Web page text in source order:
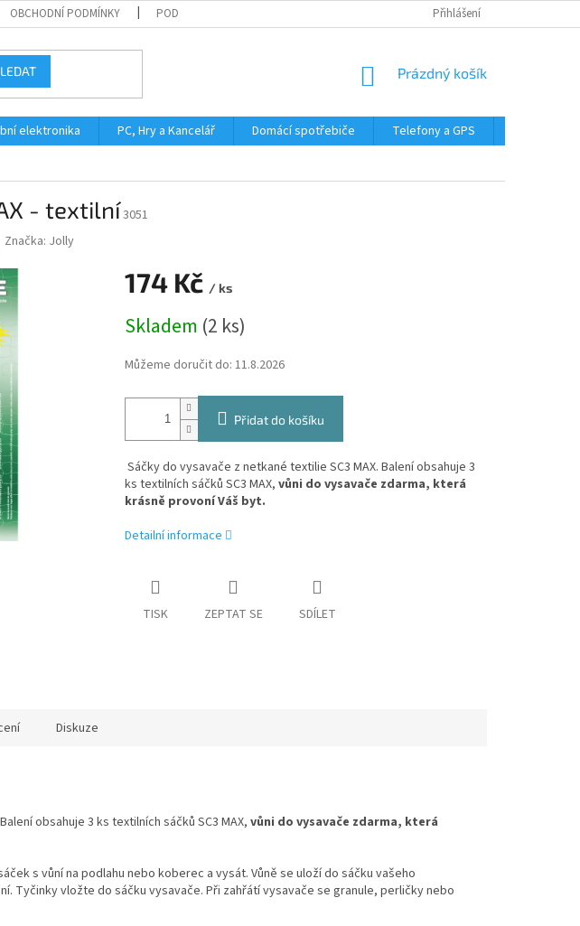
OBCHODNÍ PODMÍNKY PODMÍNKY OCHRANY OSOBNÍCH ÚDAJŮ Přihlášení
NÁKUPNÍ
Prázdný košík
elektronika PC, Hry a Kancelář Domácí spotřebiče Telefony a GPS
- textilní3051
Značka: Jolly
174 Kč / ks
cena:
Skladem (2 ks)
Můžeme doručit do: 11.8.2026
Přidat do košíku
Sáčky do vysavače z netkané textilie SC3 MAX. Balení obsahuje 3
ks textilních sáčků SC3 MAX, vůni do vysavače zdarma, která
krásně provoní Váš byt.
Detailní informace
TISK ZEPTAT SE SDÍLET
Diskuze
obsahuje 3 ks textilních sáčků SC3 MAX, vůni do vysavače zdarma, která
s vůní na podlahu nebo koberec a vysát. Vůně se uloží do sáčku vašeho
Tyčinky vložte do sáčku vysavače. Při zahřátí vysavače se granule, perličky nebo